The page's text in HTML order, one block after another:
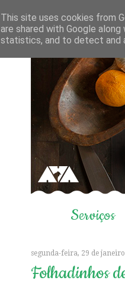
Serviços
segunda-feira, 29 de
Folhadinhos
This site uses cookies from
are shared with Google
statistics, and to detect and